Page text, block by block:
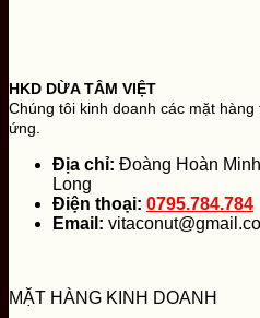
HKD DỪA TÂM VIỆT
Chúng tôi kinh doanh các mặt
ứng.
Địa chỉ: Đoàng Hoàn
Long
Điện thoại: 0795.784.784
Email:
MẶT HÀNG KINH DOANH